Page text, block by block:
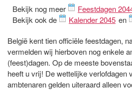
Bekijk nog meer
Feestdagen
Bekijk ook de
Kalender 2045 en
België kent tien officiële feestdagen,
vermelden wij hierboven nog enkele
(feest)dagen. Op de meeste
heeft u vrij! De wettelijke verlofdagen
ambtenaren gelden uiteraard alleen